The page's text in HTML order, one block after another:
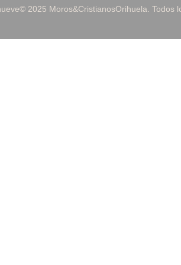
© 2025 Moros&CristianosOrihuela. Todos